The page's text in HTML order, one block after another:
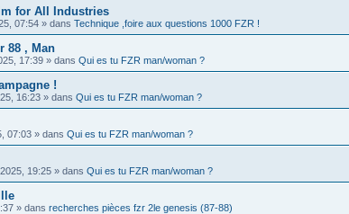
for All Industries
07:54 » dans Technique ,foire aux questions 1000 FZR !
88 , Man
17:39 » dans Qui es tu FZR man/woman ?
!
16:23 » dans Qui es tu FZR man/woman ?
07:03 » dans Qui es tu FZR man/woman ?
19:25 » dans Qui es tu FZR man/woman ?
» dans recherches pièces fzr 2le genesis (87-88)